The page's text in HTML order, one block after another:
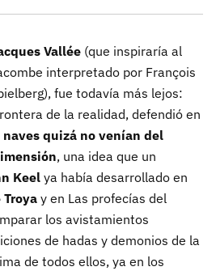
Vallée (que inspiraría al
interpretado por François
fue todavía más lejos:
de la realidad, defendió en
naves quizá no venían del
, una idea que un
Keelya había desarrollado en
y en Las profecías del
los avistamientos
de hadas y demonios de la
de todos ellos, ya en los